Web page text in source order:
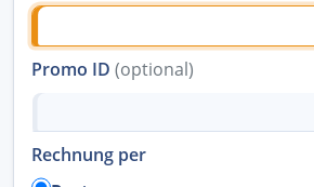
Promo ID (optional)
Rechnung per